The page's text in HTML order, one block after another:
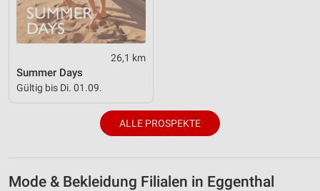
26,1 km
Summer Days
Gültig bis Di. 01.09.
ALLE PROSPEKTE
Mode & Bekleidung Filialen in Eggenthal